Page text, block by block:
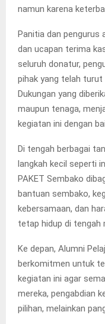
namun karena
Panitia dan pengurus
dan ucapan terima
seluruh donatur,
pihak yang telah
Dukungan yang
maupun tenaga,
kegiatan ini dengan
Di tengah berbagai
langkah kecil seperti
PAKET Sembako
bantuan sembako,
kebersamaan, dan
tetap hidup di tengah
Ke depan, Alumni
berkomitmen untuk
kegiatan ini agar
mereka, pengabdian
pilihan, melainkan